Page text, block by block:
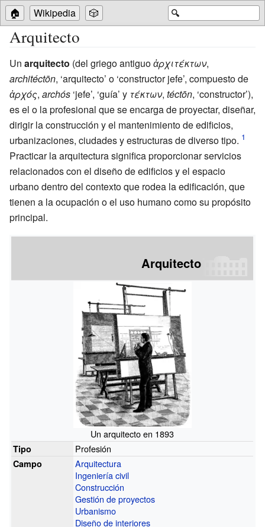
🔍
🏠 Wikipedia 🎲
Arquitecto
Un arquitecto (del griego antiguoἀρχιτέκτων,
architéctōn, ‘arquitecto’ o ‘constructor jefe’, compuesto de
ἀρχός, archós ‘jefe’, ‘guía’ y τέκτων, téctōn, ‘constructor’),
es el o la profesional que se encarga de proyectar, diseñar,
dirigir la construcción y el mantenimiento de edificios,
urbanizaciones, ciudades y estructuras de diverso tipo.
Practicar la arquitectura significa proporcionar servicios
relacionados con el diseño de edificios y el espacio
urbano dentro del contexto que rodea la edificación, que
tienen a la ocupación o el uso humano como su propósito
principal.
Arquitecto
Un arquitecto en 1893
Tipo Profesión
Campo
Arquitectura
Ingeniería civil
Construcción
Gestión de proyectos
Urbanismo
Diseño de interiores